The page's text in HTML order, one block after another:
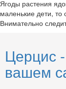
Ягоды растения
маленькие дети, то
Внимательно
Церцис
вашем